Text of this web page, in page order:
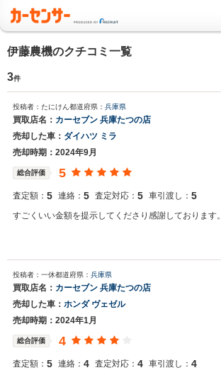
伊藤農機のクチコミ一覧
3件
投稿者：たにけん都道府県： 兵庫県
買取店名： カーセブン 兵庫たつの店
売却した車： ダイハツ ミラ
売却時期：2024年9月
総合評価 5
査定額： 5 連絡： 5 査定対応： 5 車引渡し： 5
すごくいい金額を提示してくださり感謝しております。
投稿者：一休都道府県： 兵庫県
買取店名： カーセブン 兵庫たつの店
売却した車： ホンダ ヴェゼル
売却時期：2024年1月
総合評価 4
査定額： 5 連絡： 4 査定対応： 4 車引渡し： 4